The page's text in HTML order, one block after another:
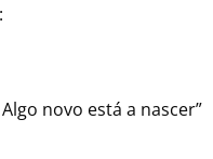
novo está a nascer”